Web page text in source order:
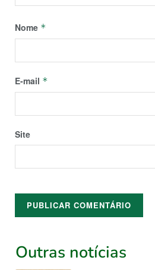
Nome *
E-mail *
Site
Outras notícias